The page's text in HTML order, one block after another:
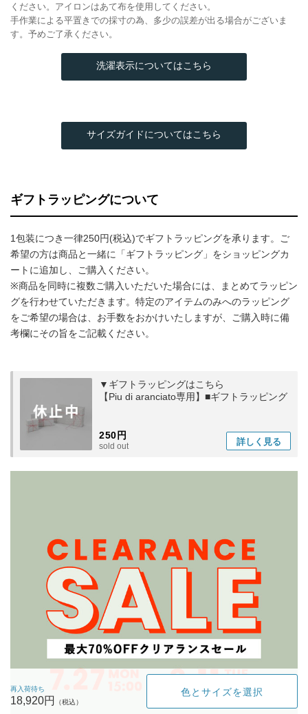
ください。アイロンはあて布を使用してください。
手作業による平置きでの採寸の為、多少の誤差が出る場合がございま
す。予めご了承ください。
洗濯表示についてはこちら
サイズガイドについてはこちら
ギフトラッピングについて
1包装につき一律250円(税込)でギフトラッピングを承ります。ご
希望の方は商品と一緒に「ギフトラッピング」をショッピングカ
ートに追加し、ご購入ください。
※商品を同時に複数ご購入いただいた場合には、まとめてラッピン
グを行わせていただきます。特定のアイテムのみへのラッピング
をご希望の場合は、お手数をおかけいたしますが、ご購入時に備
考欄にその旨をご記載ください。
▼ギフトラッピングはこちら
【Piu di aranciato専用】■ギフトラッピング
250円
sold out 詳しく 見る
再入荷待ち
18,920円
色とサイズを選択